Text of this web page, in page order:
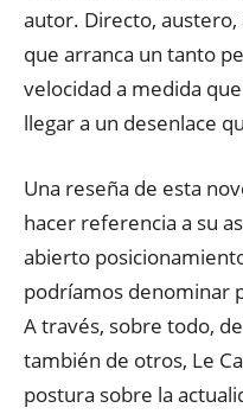
autor. Directo,
que arranca un tanto
velocidad a medida
llegar a un desenlace
Una reseña de esta
hacer referencia a su
abierto
podríamos denominar
A través, sobre todo,
también de otros, Le
postura sobre la